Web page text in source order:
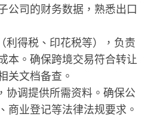
公司的财务数据，熟悉出口
利得税、印花税等），负责
本。确保跨境交易符合转让
关文档备查。
协调提供所需资料。确保公
商业登记等法律法规要求。